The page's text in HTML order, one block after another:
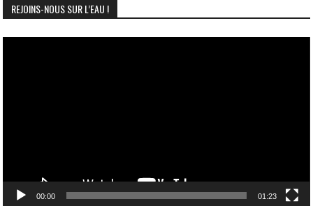
REJOINS-NOUS SUR L’EAU !
00:00 01:23